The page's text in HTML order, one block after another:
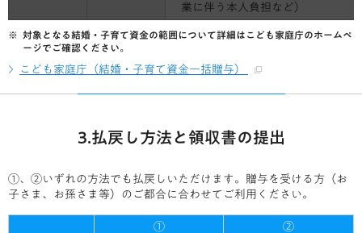
業に伴う本人負担など）
対象となる結婚・子育て資金の範囲について詳細はこども家庭庁のホームペ
ージでご確認ください。
こども家庭庁（結婚・子育て資金一括贈与）
3.払戻し方法と領収書の提出
①、②いずれの方法でも払戻しいただけます。贈与を受ける方（お
子さま、お孫さま等）のご都合に合わせてご利用ください。
① ②